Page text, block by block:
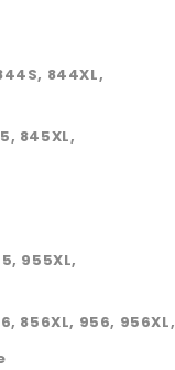
844XL,
845XL,
955XL,
856XL, 956, 956XL,